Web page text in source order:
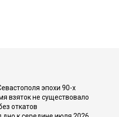
эпохи 90-х
взяток не существовало
откатов